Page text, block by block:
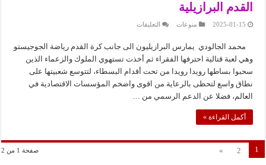
القدم البرازيلية
2025-01-15 منوعات التعليقات
الجوجيستو
أساطير
كرة
القدم
البرازيلية
محمد الجالودي يمارس البرازيليون الى جانب كرة القدم رياضة الجوجيستو
وهي لعبة قتالية احترفها الفقراء ثم أخذت تستهوي الملوك والزعماء الذين
سحبوا بساطها رويدا رويدا من تحت أقدام البسطاء، لتتوسع شعبيتها على
نطاق واسع لتحظى بالرعاية من اقوى واضخم المؤسسات الاقتصادية في
العالم، فضلا عن الدعم الرسمي من …
أكمل القراءة »
صفحة 1 من 2 1
2
»